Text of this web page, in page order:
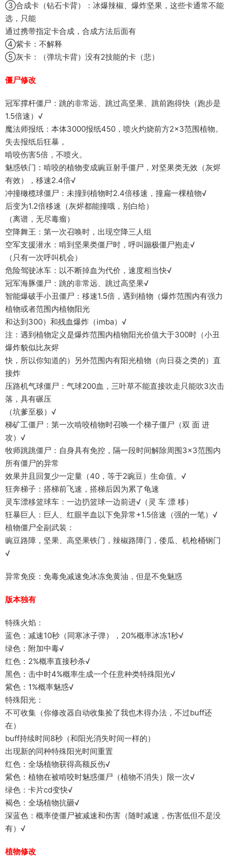
③合成卡（钻石卡背）：冰爆辣椒、爆炸坚果，这些卡通常不能
选，只能
通过携带指定卡合成，合成方法后面有
④紫卡：不解释
⑤灰卡：（弹坑卡背）没有2技能的卡（悲）
僵尸修改
冠军撑杆僵尸：跳的非常远、跳过高坚果、跳前跑得快（跑步是
1.5倍速）√
魔法师报纸：本体3000报纸450，喷火灼烧前方2×3范围植物。
失去报纸后狂暴，
啃咬伤害5倍，不喷火。
魅惑铁门：啃咬的植物变成豌豆射手僵尸，对坚果类无效（灰烬
有效），移速2.4倍√
冲撞橄榄球僵尸：未撞到植物时2.4倍移速，撞扁一棵植物√
后变为1.2倍移速（灰烬都能撞哦，别白给）
（离谱，无尽毒瘤）
空降舞王：第一次召唤时，出现空降三人组
空军支援潜水：啃到坚果类僵尸时，呼叫蹦极僵尸抱走√
（只有一次呼叫机会）
危险驾驶冰车：以不断掉血为代价，速度相当快√
冠军海豚僵尸：跳的非常远、跳过高坚果√
智能爆破手小丑僵尸：移速1.5倍，遇到植物（爆炸范围内有强力
植物或者范围内植物阳光
和达到300）和残血爆炸（imba）√
注：遇到植物定义是爆炸范围内植物阳光价值大于300时（小丑
爆炸貌似比灰烬
快，所以你知道的）另外范围内有阳光植物（向日葵之类的）直
接炸
压路机气球僵尸：气球200血，三叶草不能直接吹走只能吹3次击
落，具有碾压
（坑爹至极）√
梯矿工僵尸：第一次啃咬植物时召唤一个梯子僵尸（双 面 进
攻）√
牧师跳跳僵尸：自身具有免控，隔一段时间解除周围3×3范围内
所有僵尸的异常
效果并且回复少一定量（40，等于2豌豆）生命值。√
狂奔梯子：搭梯前飞速，搭梯后因为累了龟速
灵车漂移篮球车：一边扔篮球一边前进√（灵 车 漂 移）
狂暴巨人：巨人、红眼半血以下免异常+1.5倍速（强的一笔）√
植物僵尸全副武装：
豌豆路障，坚果、高坚果铁门，辣椒路障门，倭瓜、机枪桶钢门
√
异常免疫：免毒免减速免冰冻免黄油，但是不免魅惑
版本独有
特殊火焰：
蓝色：减速10秒（同寒冰子弹），20%概率冰冻1秒√
绿色：附加中毒√
红色：2%概率直接秒杀√
黑色：击中时4%概率生成一个任意种类特殊阳光√
紫色：1%概率魅惑√
特殊阳光：
不可收集（你修改器自动收集捡了我也木得办法，不过buff还
在）
buff持续时间8秒（和阳光消失时间一样的）
出现新的同种特殊阳光时间重置
红色：全场植物获得高额反伤√
紫色：植物在被啃咬时魅惑僵尸（植物不消失）限一次√
绿色：卡片cd变快√
褐色：全场植物抗砸√
深蓝色：概率使僵尸被减速和伤害（随时减速，伤害低但不是没
有）√
植物修改